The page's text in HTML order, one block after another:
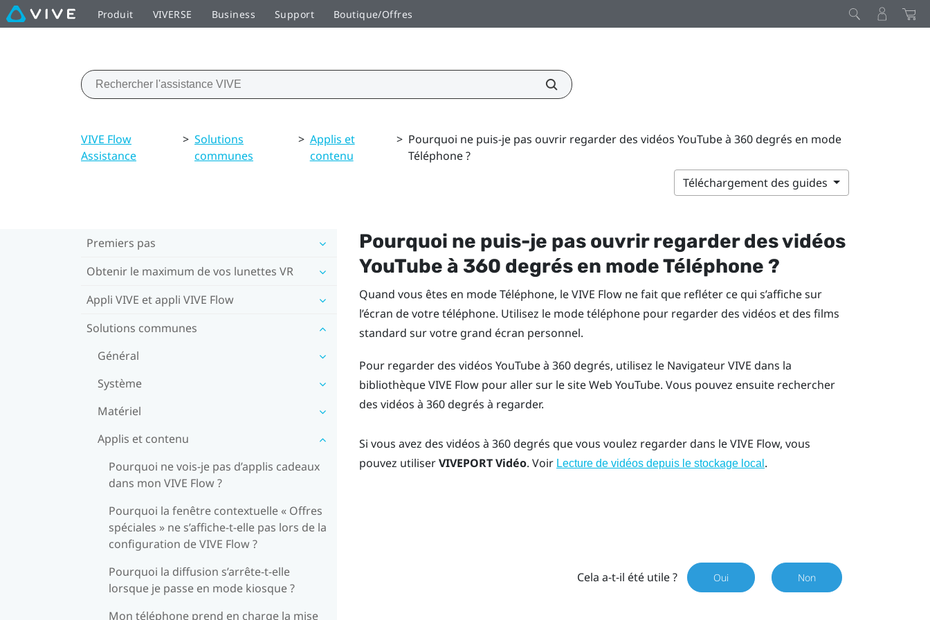
Produit VIVERSE Business Support Boutique/Offres
VIVE Flow
Assistance
> Solutions
communes
> Applis et
contenu
> Pourquoi ne puis-je pas ouvrir regarder des vidéos YouTube à 360 degrés en mode
Téléphone ?
Téléchargement des guides
Premiers pas
Obtenir le maximum de vos lunettes VR
Appli VIVE et appli VIVE Flow
Solutions communes
Général
Système
Matériel
Applis et contenu
Pourquoi ne vois-je pas d’applis cadeaux
dans mon VIVE Flow ?
Pourquoi la fenêtre contextuelle « Offres
spéciales » ne s’affiche-t-elle pas lors de la
configuration de VIVE Flow ?
Pourquoi la diffusion s’arrête-t-elle
lorsque je passe en mode kiosque ?
Mon téléphone prend en charge la mise
Pourquoi ne puis-je pas ouvrir regarder des vidéos
YouTube à 360 degrés en mode Téléphone ?
Quand vous êtes en mode Téléphone, leVIVE Flowne fait que refléter ce qui s’affiche sur
l’écran de votre téléphone. Utilisez le mode téléphone pour regarder des vidéos et des films
standard sur votre grand écran personnel.
Pour regarder des vidéos YouTubeà 360 degrés, utilisez le Navigateur VIVE dans la
bibliothèqueVIVE Flowpour aller sur le site Web YouTube. Vous pouvez ensuite rechercher
des vidéos à 360 degrés à regarder.
Si vous avez des vidéos à 360 degrés que vous voulez regarder dans leVIVE Flow, vous
pouvez utiliserVIVEPORT Vidéo. Voir Lecture de vidéos depuis le stockage local .
Cela a-t-il été utile ? Oui Non